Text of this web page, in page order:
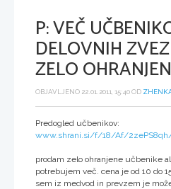
P: VEČ
DELOVNIH
ZELO
OBJAVLJENO 22.01.2011, 15:40 OD
Predogled učbenikov:
www.shrani.si/f/18/Af/
prodam zelo ohranjene učbenike
potrebujem več. cena je od 10 do
sem iz medvod in prevzem je